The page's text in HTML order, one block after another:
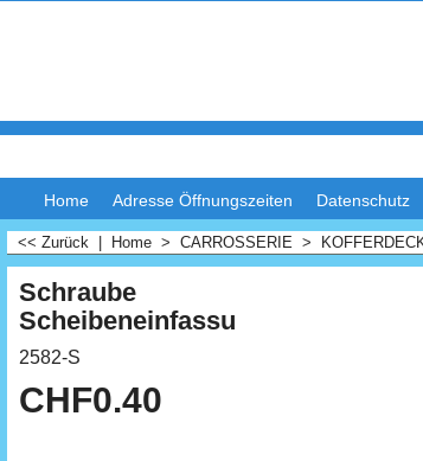
Home Adresse Öffnungszeiten Datenschutz
<< Zurück Home > CARROSSERIE >
Schraube
Scheibeneinfassu
2582-S
CHF0.40